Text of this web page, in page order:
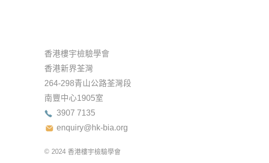
香港樓宇檢驗學會
香港新界荃灣
264-298青山公路荃灣段
南豐中心1905室
3907 7135
enquiry@hk-bia.org
© 2024 香港樓宇檢驗學會